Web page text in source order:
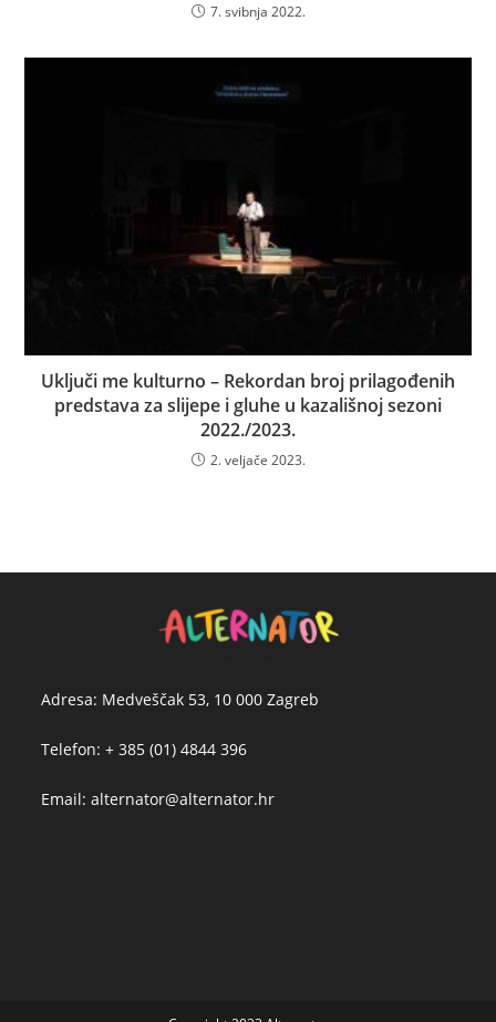
7. svibnja 2022.
Uključi me kulturno – Rekordan broj prilagođenih
predstava za slijepe i gluhe u kazališnoj sezoni
2022./2023.
2. veljače 2023.
Adresa: Medveščak 53, 10 000 Zagreb
Telefon: + 385 (01) 4844 396
Email: alternator@alternator.hr